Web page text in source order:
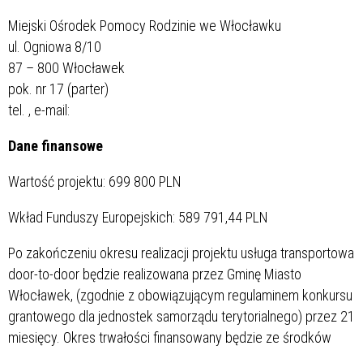
Miejski Ośrodek Pomocy Rodzinie we Włocławku
ul. Ogniowa 8/10
87 – 800 Włocławek
pok. nr 17 (parter)
tel. , e-mail:
Dane finansowe
Wartość projektu: 699 800 PLN
Wkład Funduszy Europejskich: 589 791,44 PLN
Po zakończeniu okresu realizacji projektu usługa transportowa
door-to-door będzie realizowana przez Gminę Miasto
Włocławek, (zgodnie z obowiązującym regulaminem konkursu
grantowego dla jednostek samorządu terytorialnego) przez 21
miesięcy. Okres trwałości finansowany będzie ze środków